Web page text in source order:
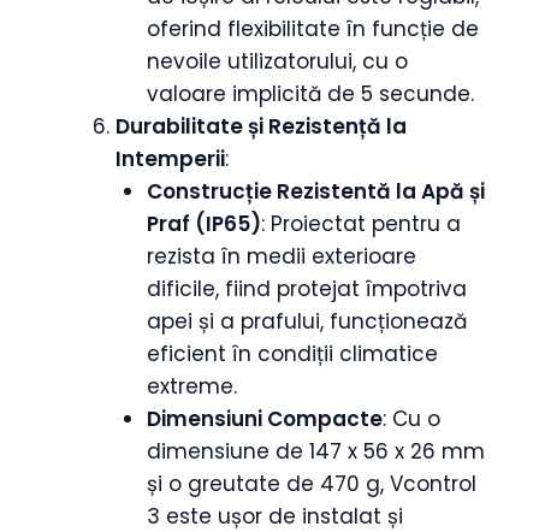
oferind flexibilitate în funcție de
nevoile utilizatorului, cu o
valoare implicită de 5 secunde.
Durabilitate și Rezistență la
Intemperii:
Construcție Rezistentă la Apă și
Praf (IP65): Proiectat pentru a
rezista în medii exterioare
dificile, fiind protejat împotriva
apei și a prafului, funcționează
eficient în condiții climatice
extreme.
Dimensiuni Compacte: Cu o
dimensiune de 147 x 56 x 26 mm
și o greutate de 470 g, Vcontrol
3 este ușor de instalat și